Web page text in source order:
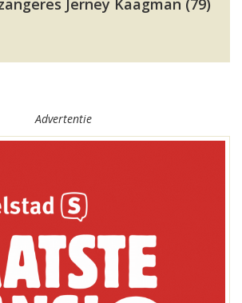
Jerney Kaagman (79)
Advertentie